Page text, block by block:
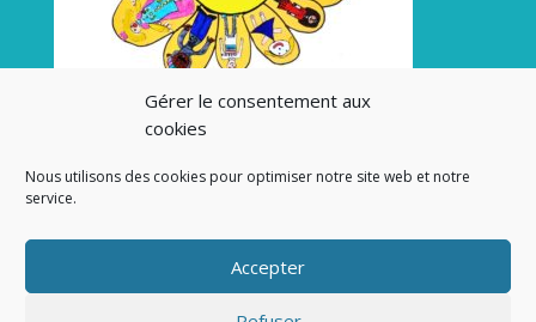
Gérer le consentement aux
cookies
Nous utilisons des cookies pour optimiser notre site web et notre
service.
Accepter